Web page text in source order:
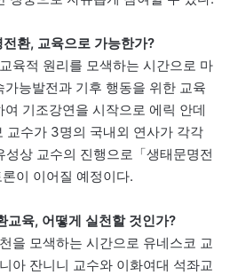
환, 교육으로 가능한가?
육적 원리를 모색하는 시간으로 마
가능발전과 기후 행동을 위한 교육
여 기조강연을 시작으로 에릭 안데
교수가 3명의 국내외 연사가 각각
상 교수의 진행으로「생태문명전
이 이어질 예정이다.
육, 어떻게 실천할 것인가?
을 모색하는 시간으로 유네스코 교
아 잔니니 교수와 이화여대 석좌교